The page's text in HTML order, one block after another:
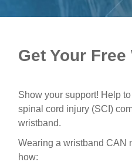
Get Your
Show your support! Help
spinal cord injury (SCI)
wristband.
Wearing a wristband CAN
how: